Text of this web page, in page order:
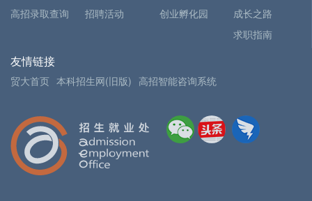
高招录取查询
招聘活动
创业孵化园
成长之路
求职指南
友情链接
贸大首页 本科招生网(旧版) 高招智能咨询系统